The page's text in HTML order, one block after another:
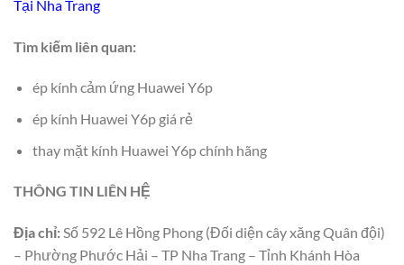
Tại Nha Trang
Tìm kiếm liên quan:
ép kính cảm ứng Huawei Y6p
ép kính Huawei Y6p giá rẻ
thay mặt kính Huawei Y6p chính hãng
THÔNG TIN LIÊN HỆ
Địa chỉ:Số 592 Lê Hồng Phong (Đối diện cây xăng Quân đội)
– Phường Phước Hải – TP Nha Trang – Tỉnh Khánh Hòa